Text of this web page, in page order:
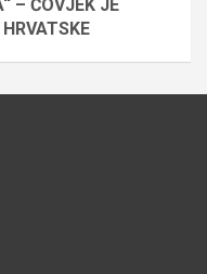
– ČOVJEK JE